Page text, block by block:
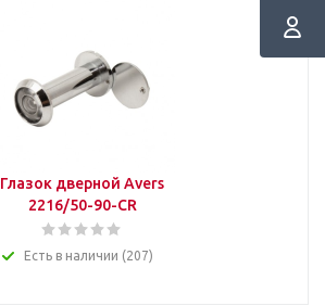
Глазок дверной Avers
2216/50-90-CR
Есть в наличии (207)